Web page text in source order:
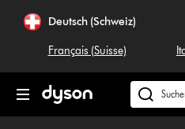
überspringenDeutsch (Schweiz)
Français (Suisse)
Dyson.ch